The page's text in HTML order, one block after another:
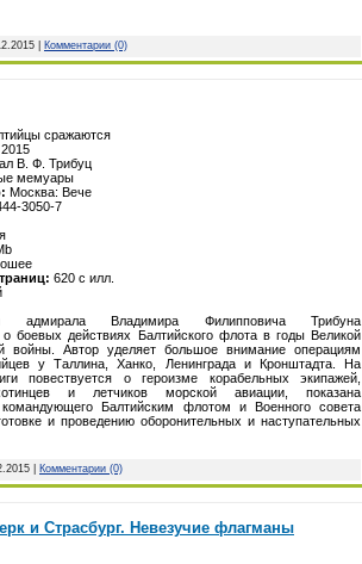
Комментарии (0)
сражаются
2015
В. Ф. Трибуц
мемуары
Москва: Вече
3050-7
620 с илл.
адмирала Владимира Филипповича Трибуна
о боевых действиях Балтийского флота в годы Великой
войны. Автор уделяет большое внимание операциям
у Таллина, Ханко, Ленинграда и Кронштадта. На
повествуется о героизме корабельных экипажей,
и летчиков морской авиации, показана
командующего Балтийским флотом и Военного совета
и проведению оборонительных и наступательных
Комментарии (0)
и Страсбург. Невезучие флагманы